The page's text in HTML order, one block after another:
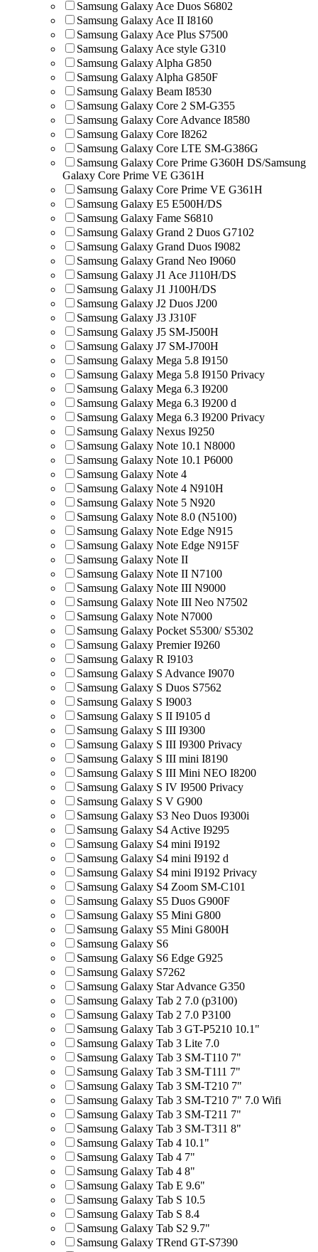
Samsung Galaxy Ace Duos S6802
Samsung Galaxy Ace II I8160
Samsung Galaxy Ace Plus S7500
Samsung Galaxy Ace style G310
Samsung Galaxy Alpha G850
Samsung Galaxy Alpha G850F
Samsung Galaxy Beam I8530
Samsung Galaxy Core 2 SM-G355
Samsung Galaxy Core Advance I8580
Samsung Galaxy Core I8262
Samsung Galaxy Core LTE SM-G386G
Samsung Galaxy Core Prime G360H DS/Samsung
Galaxy Core Prime VE G361H
Samsung Galaxy Core Prime VE G361H
Samsung Galaxy E5 E500H/DS
Samsung Galaxy Fame S6810
Samsung Galaxy Grand 2 Duos G7102
Samsung Galaxy Grand Duos I9082
Samsung Galaxy Grand Neo I9060
Samsung Galaxy J1 Ace J110H/DS
Samsung Galaxy J1 J100H/DS
Samsung Galaxy J2 Duos J200
Samsung Galaxy J3 J310F
Samsung Galaxy J5 SM-J500H
Samsung Galaxy J7 SM-J700H
Samsung Galaxy Mega 5.8 I9150
Samsung Galaxy Mega 5.8 I9150 Privacy
Samsung Galaxy Mega 6.3 I9200
Samsung Galaxy Mega 6.3 I9200 d
Samsung Galaxy Mega 6.3 I9200 Privacy
Samsung Galaxy Nexus I9250
Samsung Galaxy Note 10.1 N8000
Samsung Galaxy Note 10.1 P6000
Samsung Galaxy Note 4
Samsung Galaxy Note 4 N910H
Samsung Galaxy Note 5 N920
Samsung Galaxy Note 8.0 (N5100)
Samsung Galaxy Note Edge N915
Samsung Galaxy Note Edge N915F
Samsung Galaxy Note II
Samsung Galaxy Note II N7100
Samsung Galaxy Note III N9000
Samsung Galaxy Note III Neo N7502
Samsung Galaxy Note N7000
Samsung Galaxy Pocket S5300/ S5302
Samsung Galaxy Premier I9260
Samsung Galaxy R I9103
Samsung Galaxy S Advance I9070
Samsung Galaxy S Duos S7562
Samsung Galaxy S I9003
Samsung Galaxy S II I9105 d
Samsung Galaxy S III I9300
Samsung Galaxy S III I9300 Privacy
Samsung Galaxy S III mini I8190
Samsung Galaxy S III Mini NEO I8200
Samsung Galaxy S IV I9500 Privacy
Samsung Galaxy S V G900
Samsung Galaxy S3 Neo Duos I9300i
Samsung Galaxy S4 Active I9295
Samsung Galaxy S4 mini I9192
Samsung Galaxy S4 mini I9192 d
Samsung Galaxy S4 mini I9192 Privacy
Samsung Galaxy S4 Zoom SM-C101
Samsung Galaxy S5 Duos G900F
Samsung Galaxy S5 Mini G800
Samsung Galaxy S5 Mini G800H
Samsung Galaxy S6
Samsung Galaxy S6 Edge G925
Samsung Galaxy S7262
Samsung Galaxy Star Advance G350
Samsung Galaxy Tab 2 7.0 (p3100)
Samsung Galaxy Tab 2 7.0 P3100
Samsung Galaxy Tab 3 GT-P5210 10.1"
Samsung Galaxy Tab 3 Lite 7.0
Samsung Galaxy Tab 3 SM-T110 7"
Samsung Galaxy Tab 3 SM-T111 7"
Samsung Galaxy Tab 3 SM-T210 7"
Samsung Galaxy Tab 3 SM-T210 7" 7.0 Wifi
Samsung Galaxy Tab 3 SM-T211 7"
Samsung Galaxy Tab 3 SM-T311 8"
Samsung Galaxy Tab 4 10.1"
Samsung Galaxy Tab 4 7"
Samsung Galaxy Tab 4 8"
Samsung Galaxy Tab E 9.6"
Samsung Galaxy Tab S 10.5
Samsung Galaxy Tab S 8.4
Samsung Galaxy Tab S2 9.7"
Samsung Galaxy TRend GT-S7390